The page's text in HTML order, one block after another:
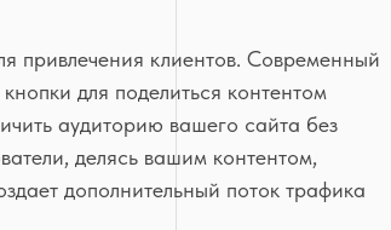
привлечения клиентов. Современный
для поделиться контентом
аудиторию вашего сайта без
делясь вашим контентом,
дополнительный поток трафика